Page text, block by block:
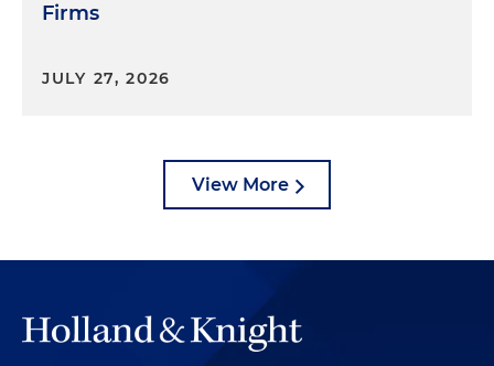
Firms
JULY 27, 2026
View More